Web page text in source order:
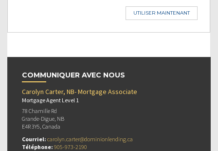
UTILISER MAINTENANT
COMMUNIQUER AVEC NOUS
Carolyn Carter, NB- Mortgage Associate
Mortgage Agent Level 1
78 Chamille Rd
Grande-Digue, NB
E4R 3Y5, Canada
Courriel: carolyn.carter@dominionlending.ca
Téléphone: 905-973-2190